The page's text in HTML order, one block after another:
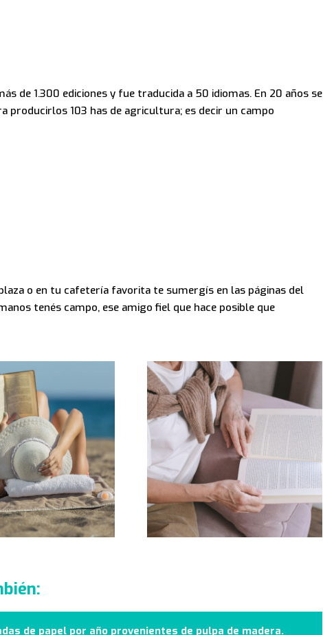
de 1.300 ediciones y fue traducida a 50 idiomas. En 20 años se
producirlos 103 has de agricultura; es decir un campo
o en tu cafetería favorita te sumergís en las páginas del
tenés campo, ese amigo fiel que hace posible que
de papel por año provenientes de pulpa de madera.